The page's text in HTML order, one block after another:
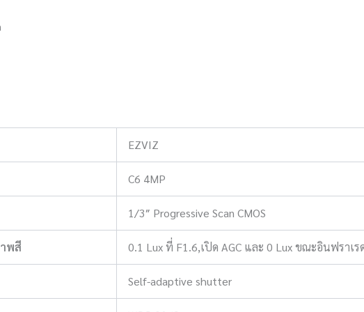
EZVIZ
C6 4MP
1/3″ Progressive Scan CMOS
พสี 0.1 Lux ที่ F1.6,เปิด AGC และ 0 Lux ขณะอินฟราเร
Self-adaptive shutter